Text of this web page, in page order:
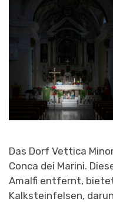
Das Dorf Vettica
Conca dei Marini.
Amalfi entfernt,
Kalksteinfelsen,